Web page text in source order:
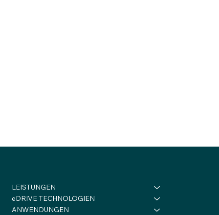
LEISTUNGEN
eDRIVE TECHNOLOGIEN
ANWENDUNGEN